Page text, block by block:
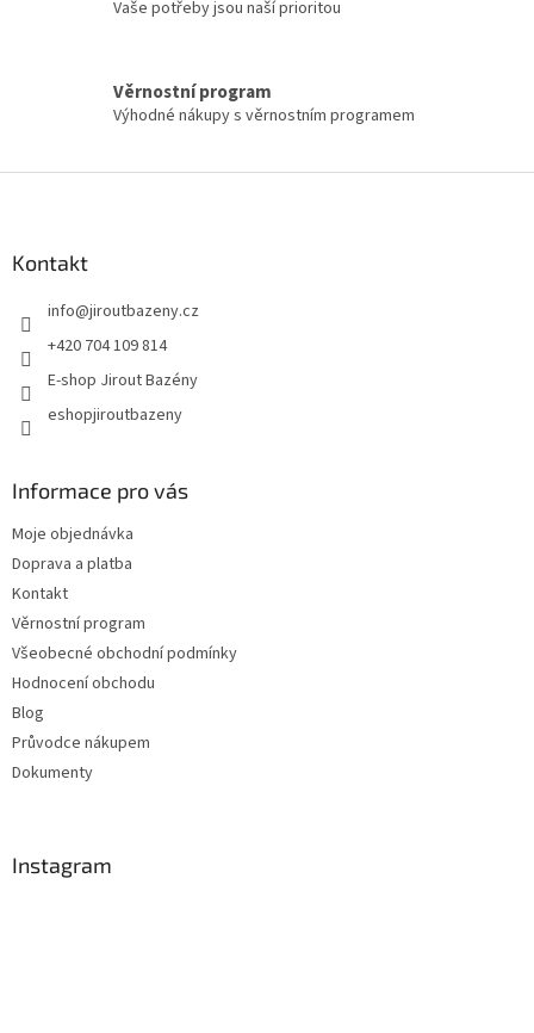
Vaše potřeby jsou naší prioritou
Věrnostní program
Výhodné nákupy s věrnostním programem
Kontakt
info@jiroutbazeny.cz
+420 704 109 814
E-shop Jirout Bazény
eshopjiroutbazeny
Informace pro vás
Moje objednávka
Doprava a platba
Kontakt
Věrnostní program
Všeobecné obchodní podmínky
Hodnocení obchodu
Blog
Průvodce nákupem
Dokumenty
Instagram